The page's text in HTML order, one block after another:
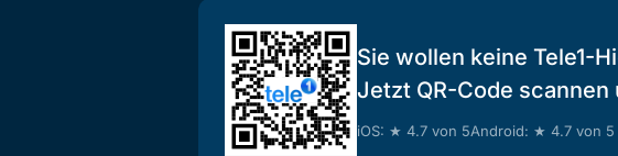
Sie wollen keine Tele1-
Jetzt QR-Code
iOS: ★ 4.7 von 5Android: ★ 4.7 von 5